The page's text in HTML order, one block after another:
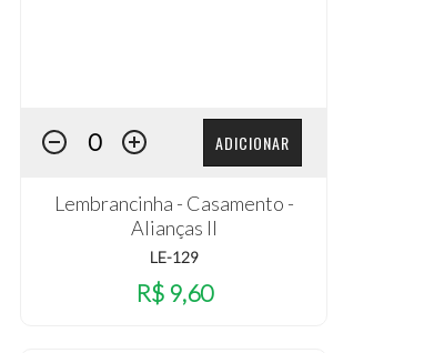
ADICIONAR
Lembrancinha - Casamento -
Alianças II
LE-129
R$ 9,60